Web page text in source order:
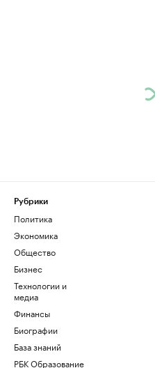
Рубрики
Политика
Экономика
Общество
Бизнес
Технологии и
медиа
Финансы
Биографии
База знаний
РБК Образование